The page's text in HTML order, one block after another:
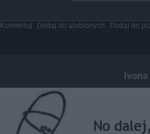
Komentuj Dodaj do ulubionych Dodaj do
Ivona